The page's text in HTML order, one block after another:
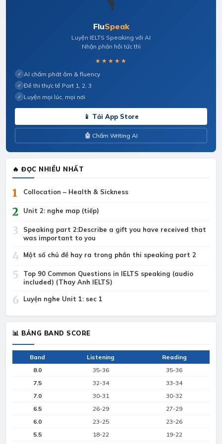
🎙️
FluSpeak
Luyện IELTS Speaking với AI
Nhận phản hồi tức thì
★★★★★
✓ AI chấm phát âm & fluency
✓ Đề thi thực tế Part 1, 2, 3
✓ Luyện mọi lúc, mọi nơi
📱 Tải App Store
🤖 Chấm Writing AI
🔥 ĐỌC NHIỀU NHẤT
1 Collocation – Health & Sickness
2 Unit 2: nghe map (tiếp)
3
Speaking part 2:Describe a gift you have received that
was important to you
4 Một số chủ đề hay ra trong phần thi speaking part 2
5
Top 90 Common Questions in IELTS speaking (audio
included) (Thay Anh IELTS)
6 Luyện nghe Unit 1: sec 1
📊 BẢNG BAND SCORE
Band Listening
Reading
8.0
35-36
35-36
7.5
32-34
33-34
7.0
30-31
30-32
6.5
26-29
27-29
6.0
23-25
23-26
5.5
18-22 19-22